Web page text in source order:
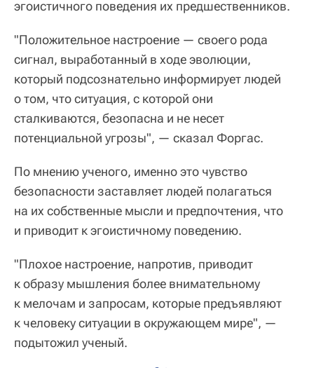
эгоистичного поведения их предшественников.
"Положительное настроение — своего рода
сигнал, выработанный в ходе эволюции,
который подсознательно информирует людей
о том, что ситуация, с которой они
сталкиваются, безопасна и не несет
потенциальной угрозы", — сказал Форгас.
По мнению ученого, именно это чувство
безопасности заставляет людей полагаться
на их собственные мысли и предпочтения, что
и приводит к эгоистичному поведению.
"Плохое настроение, напротив, приводит
к образу мышления более внимательному
к мелочам и запросам, которые предъявляют
к человеку ситуации в окружающем мире", —
подытожил ученый.